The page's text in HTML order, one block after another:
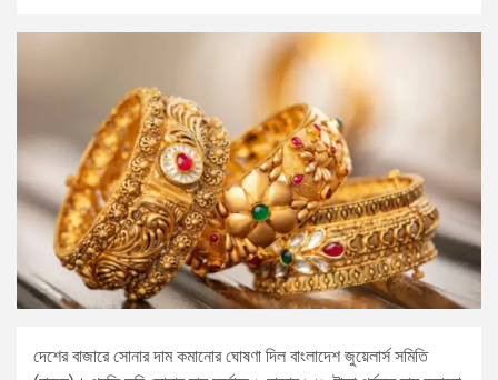
দেশের বাজারে সোনার দাম কমানোর ঘোষণা দিল বাংলাদেশ জুয়েলার্স সমিতি